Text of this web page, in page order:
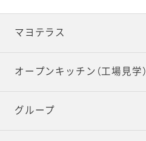
マヨテラス
オープンキッチン（工場見学）
グループ